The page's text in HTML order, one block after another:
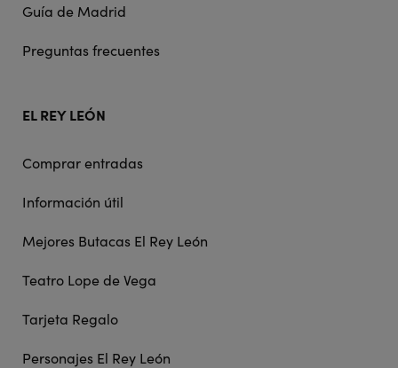
Guía de Madrid
Preguntas frecuentes
EL REY LEÓN
Comprar entradas
Información útil
Mejores Butacas El Rey León
Teatro Lope de Vega
Tarjeta Regalo
Personajes El Rey León